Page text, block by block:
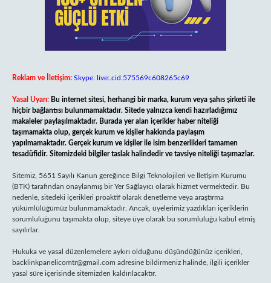
Reklam ve İletişim: Skype: live:.cid.575569c608265c69
Yasal Uyarı: Bu internet sitesi, herhangi bir marka, kurum veya şahıs şirketi ile
hiçbir bağlantısı bulunmamaktadır. Sitede yalnızca kendi hazırladığımız
makaleler paylaşılmaktadır. Burada yer alan içerikler haber niteliği
taşımamakta olup, gerçek kurum ve kişiler hakkında paylaşım
yapılmamaktadır. Gerçek kurum ve kişiler ile isim benzerlikleri tamamen
tesadüfidir. Sitemizdeki bilgiler taslak halindedir ve tavsiye niteliği taşımazlar.
Sitemiz, 5651 Sayılı Kanun gereğince Bilgi Teknolojileri ve İletişim Kurumu
(BTK) tarafından onaylanmış bir Yer Sağlayıcı olarak hizmet vermektedir. Bu
nedenle, sitedeki içerikleri proaktif olarak denetleme veya araştırma
yükümlülüğümüz bulunmamaktadır. Ancak, üyelerimiz yazdıkları içeriklerin
sorumluluğunu taşımakta olup, siteye üye olarak bu sorumluluğu kabul etmiş
sayılırlar.
Hukuka ve yasal düzenlemelere aykırı olduğunu düşündüğünüz içerikleri,
backlinkpanelicomtr@gmail.com adresine bildirmeniz halinde, ilgili içerikler
yasal süre içerisinde sitemizden kaldırılacaktır.